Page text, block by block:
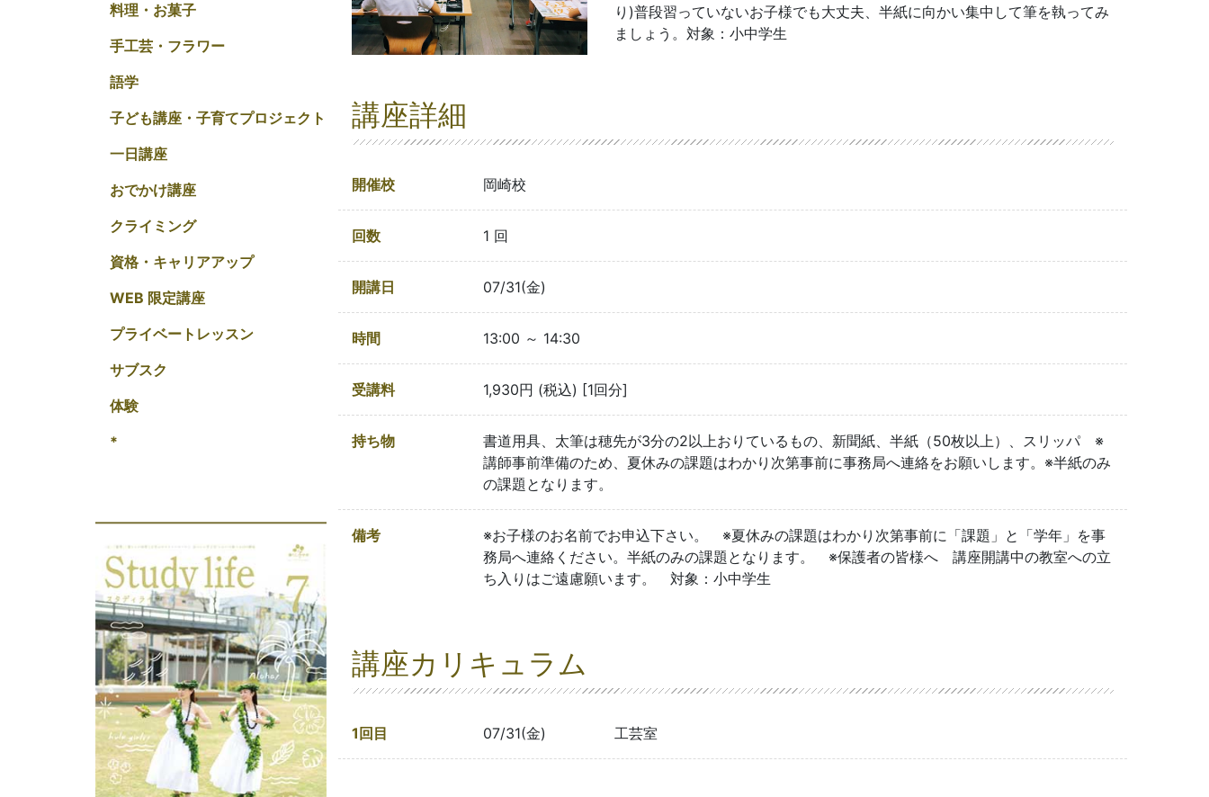
料理・お菓子
手工芸・フラワー
語学
子ども講座・子育てプロジェクト
一日講座
おでかけ講座
クライミング
資格・キャリアアップ
WEB 限定講座
プライベートレッスン
サブスク
体験
*
り)普段習っていないお子様でも大丈夫、半紙に向かい集中して筆を執ってみ
ましょう。対象：小中学生
講座詳細
開催校 岡崎校
回数 1 回
開講日 07/31(金)
時間 13:00 ～ 14:30
受講料 1,930円 (税込) [1回分]
持ち物
書道用具、太筆は穂先が3分の2以上おりているもの、新聞紙、半紙（50枚以上）、スリッパ ※
講師事前準備のため、夏休みの課題はわかり次第事前に事務局へ連絡をお願いします。※半紙のみ
の課題となります。
備考
※お子様のお名前でお申込下さい。 ※夏休みの課題はわかり次第事前に「課題」と「学年」を事
務局へ連絡ください。半紙のみの課題となります。 ※保護者の皆様へ 講座開講中の教室への立
ち入りはご遠慮願います。 対象：小中学生
講座カリキュラム
1回目 07/31(金) 工芸室